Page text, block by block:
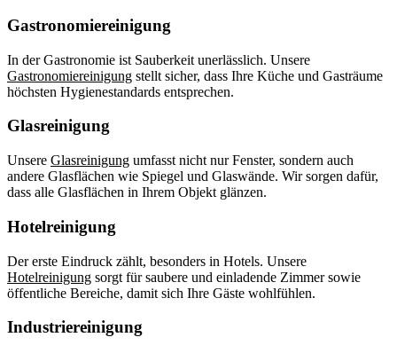
Gastronomiereinigung
In der Gastronomie ist Sauberkeit unerlässlich. Unsere
Gastronomiereinigung stellt sicher, dass Ihre Küche und Gasträume
höchsten Hygienestandards entsprechen.
Glasreinigung
Unsere Glasreinigung umfasst nicht nur Fenster, sondern auch
andere Glasflächen wie Spiegel und Glaswände. Wir sorgen dafür,
dass alle Glasflächen in Ihrem Objekt glänzen.
Hotelreinigung
Der erste Eindruck zählt, besonders in Hotels. Unsere
Hotelreinigung sorgt für saubere und einladende Zimmer sowie
öffentliche Bereiche, damit sich Ihre Gäste wohlfühlen.
Industriereinigung